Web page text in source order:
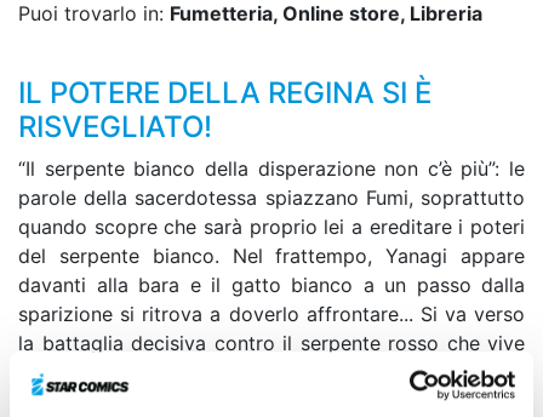
Puoi trovarlo in: Fumetteria, Online store, Libreria
IL POTERE DELLA REGINA SI È
RISVEGLIATO!
“Il serpente bianco della disperazione non c’è più”: le
parole della sacerdotessa spiazzano Fumi, soprattutto
quando scopre che sarà proprio lei a ereditare i poteri
del serpente bianco. Nel frattempo, Yanagi appare
davanti alla bara e il gatto bianco a un passo dalla
sparizione si ritrova a doverlo affrontare... Si va verso
la battaglia decisiva contro il serpente rosso che vive
da mille anni!